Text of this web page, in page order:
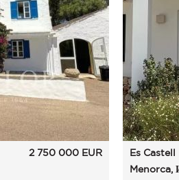
2 750 000 EUR
Es Castell
Menorca,